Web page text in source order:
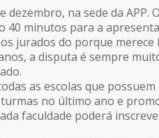
dezembro, na sede da APP.
40 minutos para a
jurados do porque merece
a disputa é sempre
as escolas que
no último ano e
faculdade poderá